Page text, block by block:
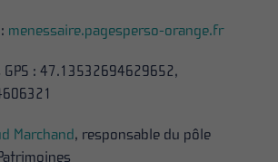
menessaire.pagesperso-orange.fr
GPS : 47.13532694629652,
Marchand, responsable du pôle